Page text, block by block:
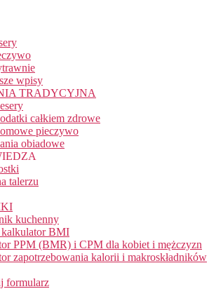
wpisy
TRADYCYJNA
całkiem zdrowe
pieczywo
obiadowe
talerzu
kuchenny
kalkulator BMI
PPM (BMR) i CPM dla kobiet i mężczyzn
zapotrzebowania kalorii i makroskładników
formularz